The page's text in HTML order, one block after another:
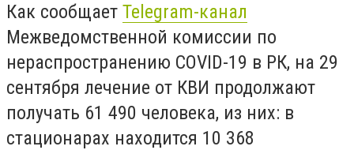
Как сообщает Telegram-канал
Межведомственной комиссии по
нераспространению COVID-19 в РК, на 29
сентября лечение от КВИ продолжают
получать 61 490 человека, из них: в
стационарах находится 10 368